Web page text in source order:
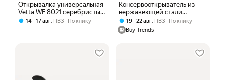
Открывалка универсальная
Vetta WF 8021 серебристый
для банок и бутылок
14 – 17 авг, ПВЗ По клику
Консервооткрыватель из
нержавеющей стали
"Classico nero", non-stick,
черный, с удобной ручкой
19 – 22 авг, ПВЗ
По клику
Buy-Trends